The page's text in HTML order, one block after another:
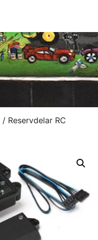
/ Reservdelar RC